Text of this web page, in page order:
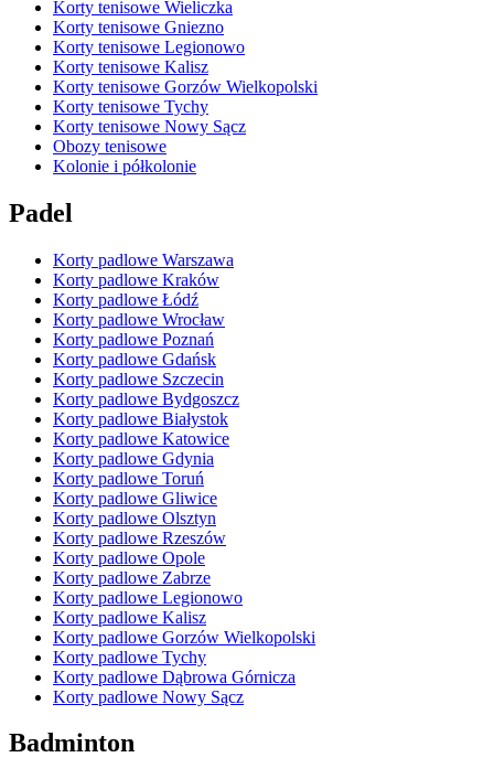
Korty tenisowe Wieliczka
Korty tenisowe Gniezno
Korty tenisowe Legionowo
Korty tenisowe Kalisz
Korty tenisowe Gorzów Wielkopolski
Korty tenisowe Tychy
Korty tenisowe Nowy Sącz
Obozy tenisowe
Kolonie i półkolonie
Padel
Korty padlowe Warszawa
Korty padlowe Kraków
Korty padlowe Łódź
Korty padlowe Wrocław
Korty padlowe Poznań
Korty padlowe Gdańsk
Korty padlowe Szczecin
Korty padlowe Bydgoszcz
Korty padlowe Białystok
Korty padlowe Katowice
Korty padlowe Gdynia
Korty padlowe Toruń
Korty padlowe Gliwice
Korty padlowe Olsztyn
Korty padlowe Rzeszów
Korty padlowe Opole
Korty padlowe Zabrze
Korty padlowe Legionowo
Korty padlowe Kalisz
Korty padlowe Gorzów Wielkopolski
Korty padlowe Tychy
Korty padlowe Dąbrowa Górnicza
Korty padlowe Nowy Sącz
Badminton